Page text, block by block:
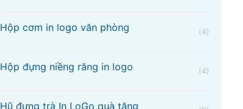
Hộp cơm in logo văn phòng (4)
Hộp đựng niềng răng in logo (4)
Hũ đựng trà In LoGo quà tặng